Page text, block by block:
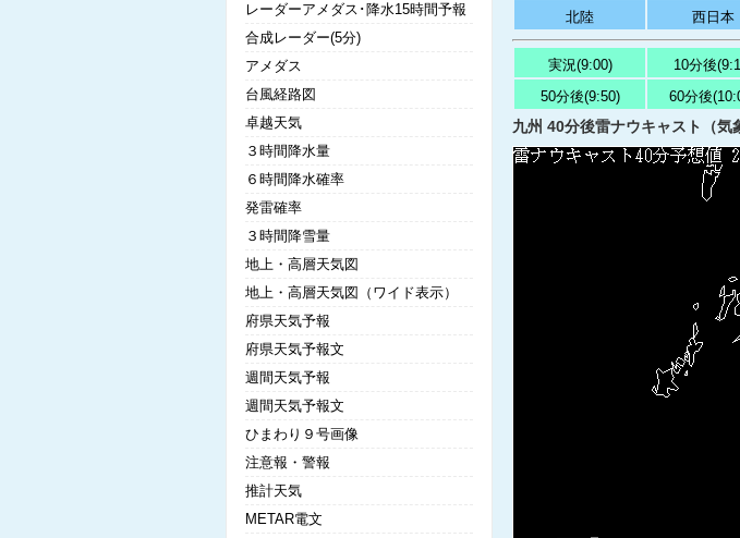
北陸
西日本
実況(9:00) 10分後
50分後(9:50)
60分後
九州 40分後雷ナウキャスト（
レーダーアメダス･降水15時間予報
合成レーダー(5分)
アメダス
台風経路図
卓越天気
３時間降水量
６時間降水確率
発雷確率
３時間降雪量
地上・高層天気図
地上・高層天気図（ワイド表示）
府県天気予報
府県天気予報文
週間天気予報
週間天気予報文
ひまわり９号画像
注意報・警報
推計天気
METAR電文